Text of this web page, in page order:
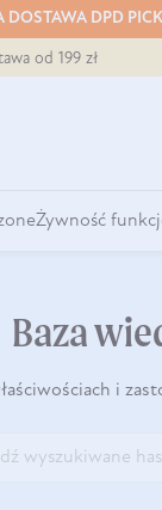
DOSTAWA DPD
od 199 zł
Żywność
Baza
i